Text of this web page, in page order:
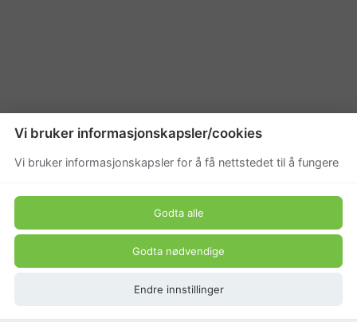
Vi bruker informasjonskapsler/cookies
Vi bruker informasjonskapsler for å få nettstedet til å fungere
Godta alle
Godta nødvendige
Endre innstillinger